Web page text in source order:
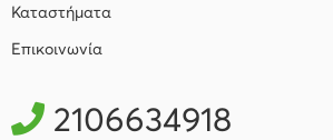
Καταστήματα
Επικοινωνία
2106634918